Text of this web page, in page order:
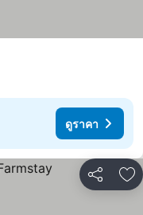
ดูราคา
แชร์ เ